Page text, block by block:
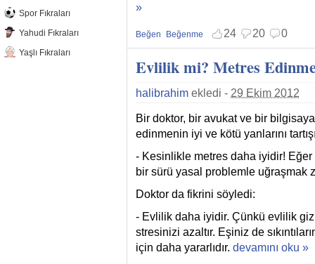
Spor Fıkraları
Yahudi Fıkraları
Yaşlı Fıkraları
»
Beğen
Beğenmekten vazgeç
Beğenme
Beğenmemekten vazgeç
24 20 0
Evlilik mi? Metres
halibrahim ekledi - 29 Ekim 2012
Bir doktor, bir avukat ve bir
edinmenin iyi ve kötü yanlarını
- Kesinlikle metres daha iyidir!
bir sürü yasal problemle uğraşmak
Doktor da fikrini söyledi:
- Evlilik daha iyidir. Çünkü evlilik
stresinizi azaltır. Eşiniz de
için daha yararlıdır. Evlilik mi? Metres
devamını oku »